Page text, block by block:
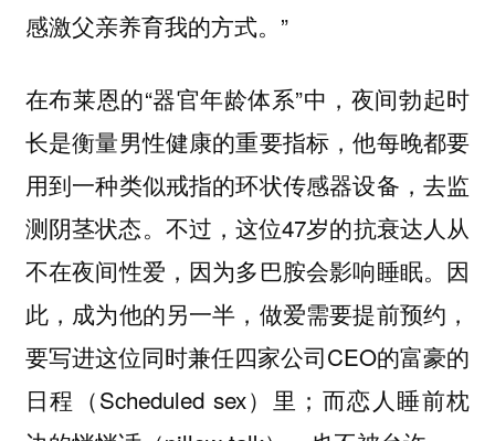
感激父亲养育我的方式。”
在布莱恩的“器官年龄体系”中，夜间勃起时
长是衡量男性健康的重要指标，他每晚都要
用到一种类似戒指的环状传感器设备，去监
测阴茎状态。不过，这位47岁的抗衰达人从
不在夜间性爱，因为多巴胺会影响睡眠。因
此，成为他的另一半，做爱需要提前预约，
要写进这位同时兼任四家公司CEO的富豪的
日程（Scheduled sex）里；而恋人睡前枕